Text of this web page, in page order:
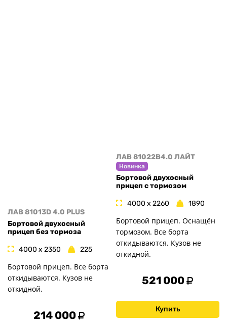
ЛАВ 81013D 4.0 PLUS
Бортовой двухосный
прицеп без тормоза
4000 x 2350 225
Бортовой прицеп. Все борта
откидываются. Кузов не
откидной.
214 000
ЛАВ 81022B4.0 ЛАЙТ
Новинка
Бортовой двухосный
прицеп с тормозом
4000 x 2260 1890
Бортовой прицеп. Оснащён
тормозом. Все борта
откидываются. Кузов не
откидной.
521 000
Купить